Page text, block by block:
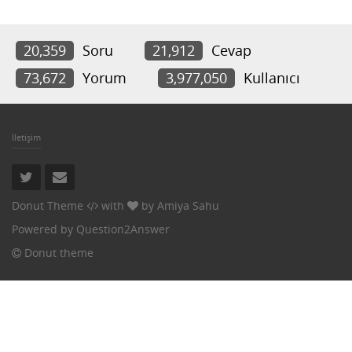
20,359 Soru 21,912
Cevap
73,672
Yorum 3,977,050 Kullanıcı
İletişim
Donut Theme with by Amiya Sahu
Powered by Question2Answer
Donut theme